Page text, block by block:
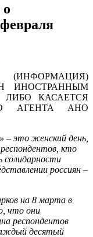
ИНОСТРАННЫМ
ЛИБО КАСАЕТСЯ
АГЕНТА АНО
– это женский день,
кто
россиян –
на 8 марта в
что они
респондентов
десятый